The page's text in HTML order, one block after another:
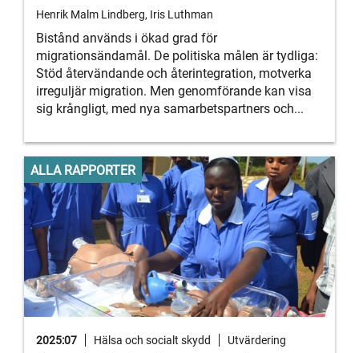
Henrik Malm Lindberg, Iris Luthman
Bistånd används i ökad grad för
migrationsändamål. De politiska målen är tydliga:
Stöd återvändande och återintegration, motverka
irreguljär migration. Men genomförande kan visa
sig krångligt, med nya samarbetspartners och...
ALLA RAPPORTER
2025:07 Hälsa och socialt skydd Utvärdering